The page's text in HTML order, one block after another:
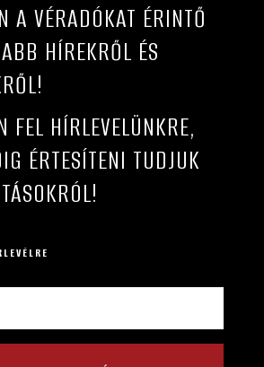
A VÉRADÓKAT ÉRINTŐ
HÍREKRŐL ÉS
FEL HÍRLEVELÜNKRE,
ÉRTESÍTENI TUDJUK